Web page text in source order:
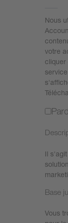
Nous
votre
cliquer
Il
Base
Vous